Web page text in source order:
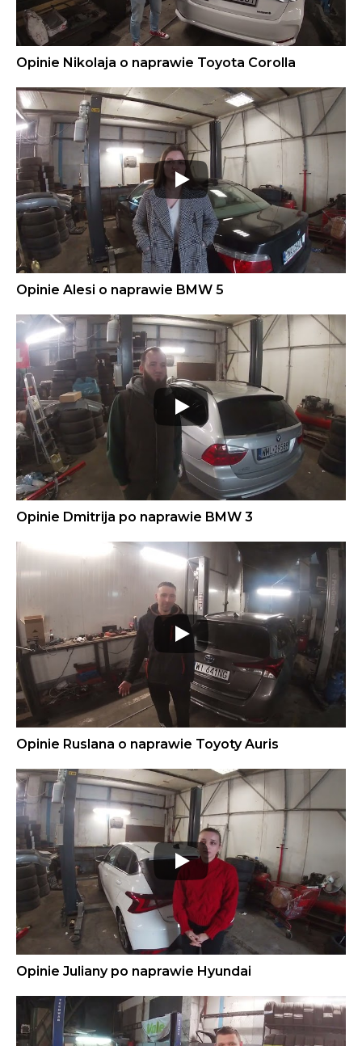
Opinie Nikolaja o naprawie Toyota Corolla
Opinie Alesi o naprawie BMW 5
Opinie Dmitrija po naprawie BMW 3
Opinie Ruslana o naprawie Toyoty Auris
Opinie Juliany po naprawie Hyundai